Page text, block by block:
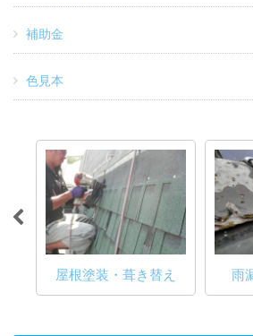
補助金
色見本
屋根塗装・葺き替え 雨